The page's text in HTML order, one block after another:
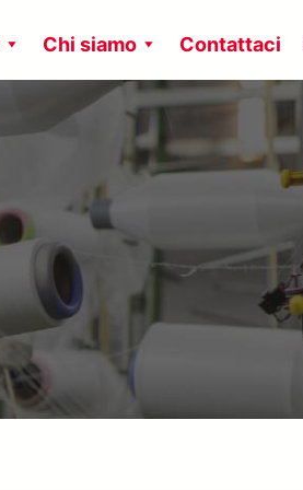
Chi siamo Contattaci